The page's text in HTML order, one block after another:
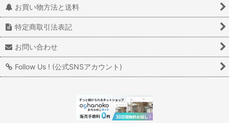
お買い物方法と送料
特定商取引法表記
お問い合わせ
Follow Us ! (公式SNSアカウント)